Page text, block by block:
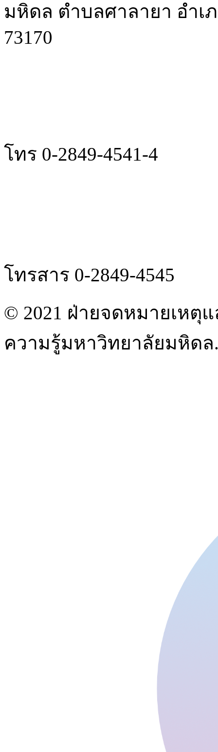
มหิดล ตําบลศาลายา อํา
73170
โทร 0-2849-4541-4
โทรสาร 0-2849-4545
© 2021 ฝ่ายจดหมายเห
ความรู้มหาวิทยาลัยมหิดล.